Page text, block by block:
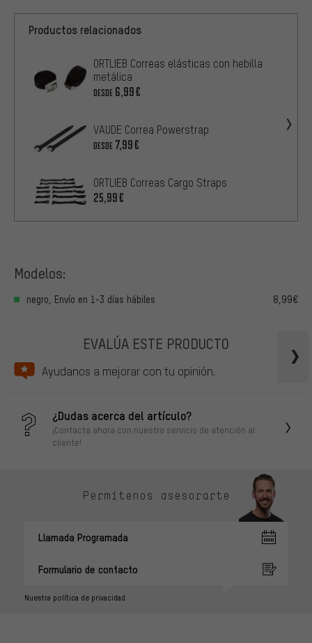
Productos relacionados
ORTLIEB Correas elásticas con hebilla
metálica
DESDE 6,99€
VAUDE Correa Powerstrap
DESDE 7,99€
ORTLIEB Correas Cargo Straps
25,99€
Modelos:
negro, Envío en 1-3 días hábiles 8,99€
EVALÚA ESTE PRODUCTO
Ayudanos a mejorar con tu opinión.
¿Dudas acerca del artículo?
¡Contacta ahora con nuestro servicio de atención al
cliente!
Permítenos asesorarte
Llamada Programada
Formulario de contacto
Nuestra política de privacidad